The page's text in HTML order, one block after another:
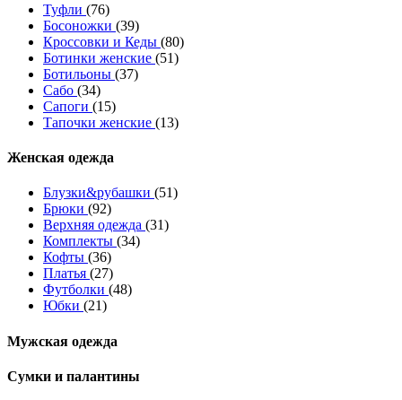
Туфли (76)
Босоножки (39)
Кроссовки и Кеды (80)
Ботинки женские (51)
Ботильоны (37)
Сабо (34)
Сапоги (15)
Тапочки женские (13)
Женская одежда
Блузки&рубашки (51)
Брюки (92)
Верхняя одежда (31)
Комплекты (34)
Кофты (36)
Платья (27)
Футболки (48)
Юбки (21)
Мужская одежда
Сумки и палантины